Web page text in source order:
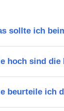
sollte ich
hoch sind die
beurteile ich